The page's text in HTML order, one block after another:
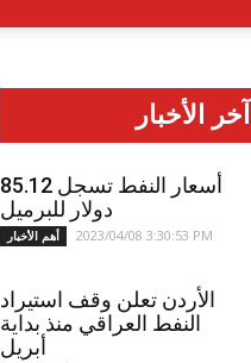
آخر الأخبار
أسعار النفط تسجل 85.12
دولار للبرميل
أهم الأخبار 2023/04/08 3:30:53 PM
الأردن تعلن وقف استيراد
النفط العراقي منذ بداية
أبريل